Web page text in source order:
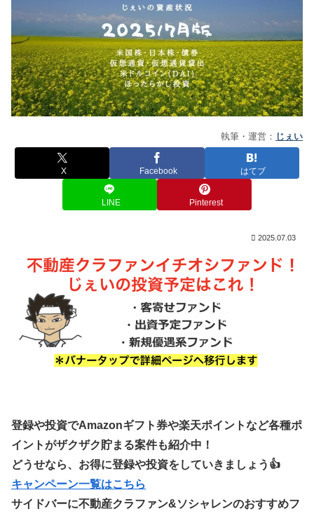
執筆・運営： じぇい
X Facebook はてブ
LINE Pinterest
2025.07.03
登録や投資でAmazonギフト券や楽天ポイントなど各種ポ
イントがザクザク貯まる案件も紹介中！
どうせなら、お得に登録や投資をしていきましょう👍
キャンペーン一覧はこちら
サイドバーに不動産クラファン&ソシャレンのおすすめフ